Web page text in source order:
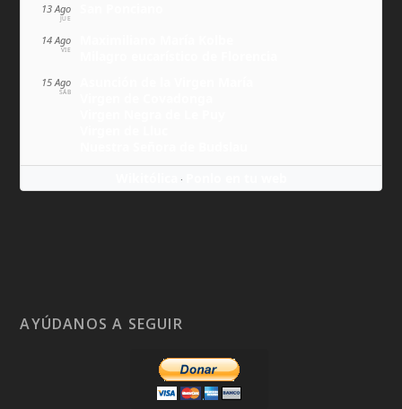
13 Ago
JUE
14 Ago
VIE
15 Ago
SÁB
·
AYÚDANOS A SEGUIR